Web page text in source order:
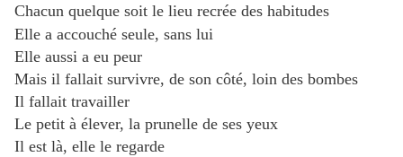
Chacun quelque soit le lieu recrée des habitudes
Elle a accouché seule, sans lui
Elle aussi a eu peur
Mais il fallait survivre, de son côté, loin des bombes
Il fallait travailler
Le petit à élever, la prunelle de ses yeux
Il est là, elle le regarde